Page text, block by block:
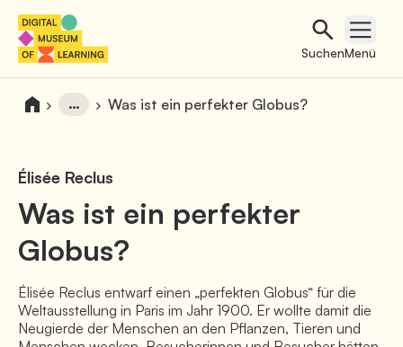
Suchen
Suchen
Open
Menü
Élisée Reclus
Was ist ein perfekter
Globus?
Élisée Reclus entwarf einen „perfekten Globus“ für die
Weltausstellung in Paris im Jahr 1900. Er wollte damit die
Neugierde der Menschen an den Pflanzen, Tieren und
… Was ist ein perfekter Globus?